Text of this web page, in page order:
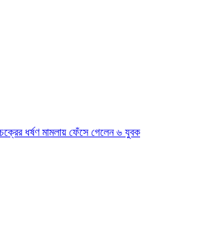
ধর্ষণ মামলায় ফেঁসে গেলেন ৬ যুবক